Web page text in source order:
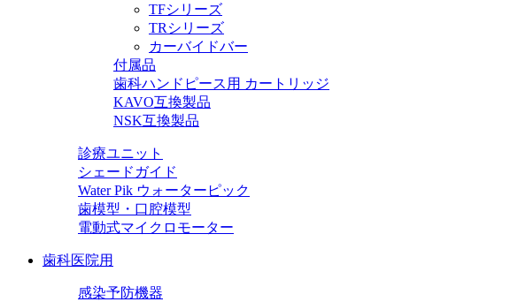
TFシリーズ
TRシリーズ
カーバイドバー
付属品
歯科ハンドピース用 カートリッジ
KAVO互換製品
NSK互換製品
診療ユニット
シェードガイド
Water Pik ウォーターピック
歯模型・口腔模型
電動式マイクロモーター
歯科医院用
感染予防機器